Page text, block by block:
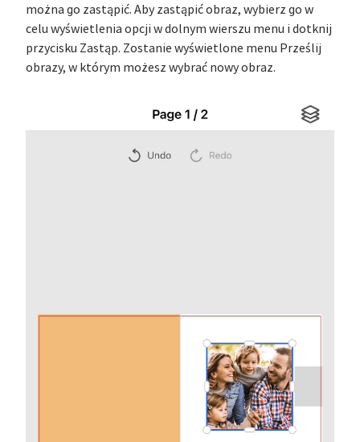
można go zastąpić. Aby zastąpić obraz, wybierz go w
celu wyświetlenia opcji w dolnym wierszu menu i dotknij
przycisku Zastąp. Zostanie wyświetlone menu Prześlij
obrazy, w którym możesz wybrać nowy obraz.